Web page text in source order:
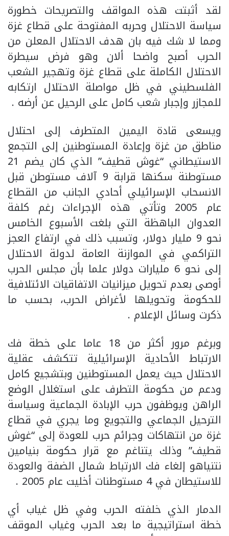
لقد أثبتت هذه المواقف والتصريحات خطورة
سياسة الاحتلال وحربه المفتوحة على قطاع غزة
ومما لا شك فيه بان هدف الاحتلال المعلن من
الحرب أصبح واضحا ألان وهو فرض سيطرة
الاحتلال الكاملة على قطاع غزة وتهجير الشعب
الفلسطيني في ظل مواصلة الاحتلال ارتكابه
للمجازر وإجبار شعب كامل على الرحيل عن أرضه .
ويسعى قادة اليمين المتطرف إلى احتلال
مناطق من غزة وإعادة المستوطنين إلى التجمع
الاستيطاني “غوش قطيف” الذي كان يضم 21
مستوطنة سكنها قرابة 9 آلاف مستوطن قبل
الانسحاب الإسرائيلي أحادي الجانب من القطاع
عام 2005 وتأتي هذه الإجراءات رغم كلفة
العدوان الباهظة التي بلغت الأسبوع الخامس
نحو 9 مليار دولار، وتسبب ذلك في ارتفاع العجز
التراكمي في الموازنة العامة لدولة الاحتلال
إلى نحو 6 مليارات دولار علما بأن مجلس الحرب
أوصى بعدم تحويل ميزانيات الاتفاقيات الائتلافية
للحكومة وتحويلها لأغراض الحرب، بحسب ما
ذكرت وسائل الإعلام .
وبرغم مرور أكثر من 18 عاما على خطة فك
الارتباط الأحادية الإسرائيلية تتكشف عقلية
الاحتلال حيث يعمل المستوطنين وبتشجيع كامل
ودعم من حكومة التطرف على استغلال الوضع
الراهن ويوظفون حرب الإبادة الجماعية وسياسة
الترحيل الجماعي والتجويع وما يجري في قطاع
غزة من انتهاكات وجرائم حرب للعودة إلى “غوش
قطيف” وذلك يتناغم مع قرار حكومة بنيامين
نتنياهو إلغاء فك الارتباط شمال الضفة والعودة
للاستيطان في 4 مستوطنات أخليت عام 2005 .
الدمار الذي خلفته الحرب وفي ظل غياب أي
خطة استراتيجية ما بعد الحرب وغياب الموقف